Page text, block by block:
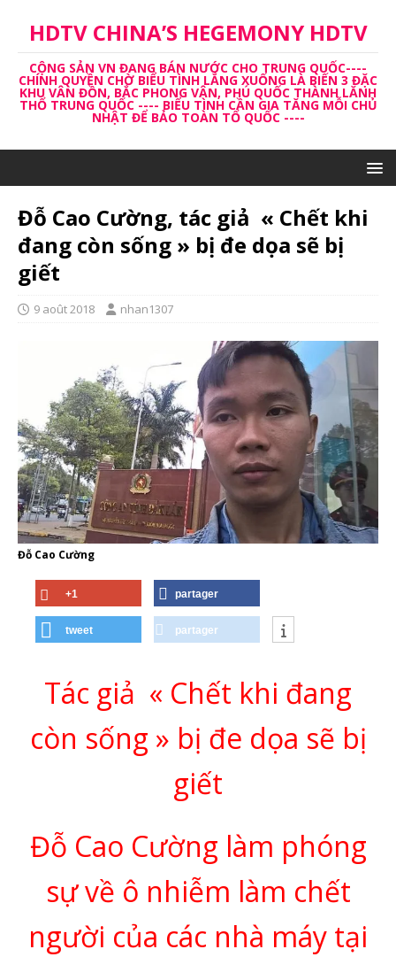
HDTV CHINA’S HEGEMONY HDTV
CỘNG SẢN VN ĐANG BÁN NƯỚC CHO TRUNG QUỐC----
CHÍNH QUYỀN CHỜ BIỂU TÌNH LẮNG XUỐNG LÀ BIẾN 3 ĐẶC
KHU VÂN ĐỒN, BẮC PHONG VÂN, PHÚ QUỐC THÀNH LĂNH
THỔ TRUNG QUỐC ---- BIỂU TÌNH CẦN GIA TĂNG MỖI CHỦ
NHẬT ĐỂ BẢO TOÀN TỔ QUỐC ----
Đỗ Cao Cường, tác giả « Chết khi
đang còn sống » bị đe dọa sẽ bị
giết
9 août 2018 nhan1307
Đỗ Cao Cường
+1 partager
tweet partager
Tác giả « Chết khi đang
còn sống » bị đe dọa sẽ bị
giết
Đỗ Cao Cường làm phóng
sự về ô nhiễm làm chết
người của các nhà máy tại